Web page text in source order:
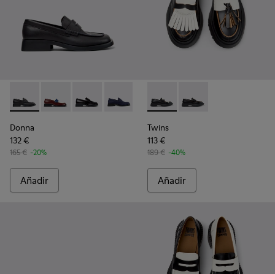
Donna - K201919-001 - Mocasines negros de piel para mujer.
Donna - K201919-008 - Mocasines de piel multicolor
Donna - K201919-003
Donna - K201919-002 - Mocasines de
Donna
132 €
165 € -20%
Añadir
Twins - K201939-002 -
Twins - K201939-
Twins
113 €
189 € -40%
Añadir